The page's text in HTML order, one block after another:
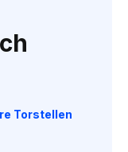
Torstellen